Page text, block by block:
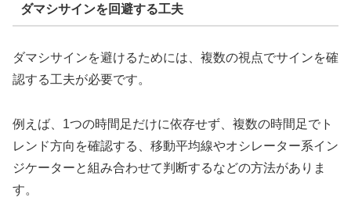
ダマシサインを回避する工夫
ダマシサインを避けるためには、複数の視点でサインを確
認する工夫が必要です。
例えば、1つの時間足だけに依存せず、複数の時間足でト
レンド方向を確認する、移動平均線やオシレーター系イン
ジケーターと組み合わせて判断するなどの方法がありま
す。